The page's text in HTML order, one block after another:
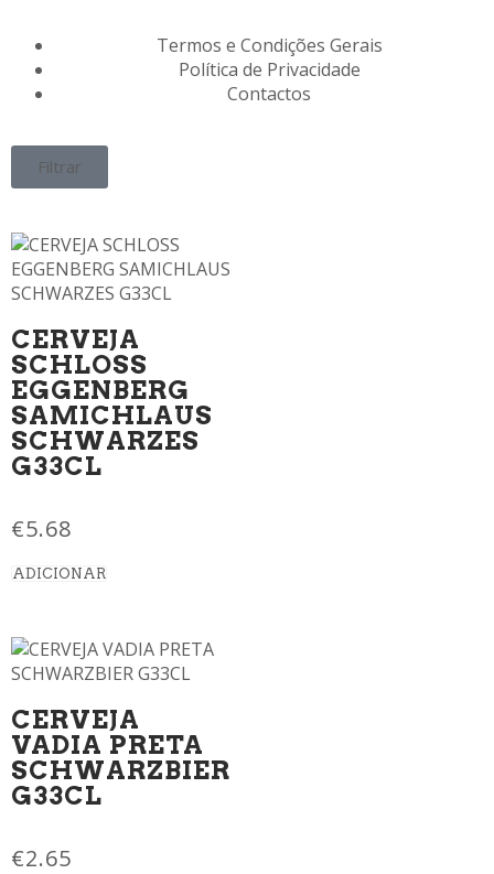
Termos e Condições Gerais
Política de Privacidade
Contactos
Filtrar
CERVEJA
SCHLOSS
EGGENBERG
SAMICHLAUS
SCHWARZES
G33CL
€5.68
ADICIONAR
CERVEJA
VADIA PRETA
SCHWARZBIER
G33CL
€2.65